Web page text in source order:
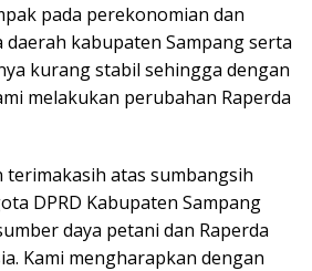
pada perekonomian dan
kabupaten Sampang serta
kurang stabil sehingga dengan
melakukan perubahan Raperda
terimakasih atas sumbangsih
DPRD Kabupaten Sampang
daya petani dan Raperda
Kami mengharapkan dengan